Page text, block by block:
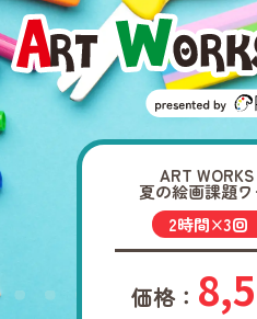
ART
夏の絵画課題
2時間×3
価格：